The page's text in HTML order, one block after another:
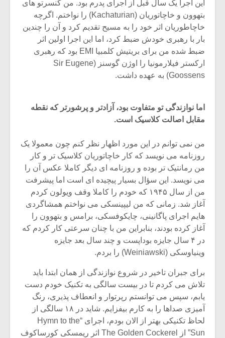
این اجرا یک سال قبل از اجرای پدرم بود. من کنسرتو های
بتهوون و خاچاتوریان (Kachaturian) را نواختم. اگرچه
خاچاطوریان اثر خود را به مسیح تقدیم کرد و آن را چندین
بار با رهبری خودش ضبط کرد، اما این اجرا اولین اثر
ضبط شده من برای بریتیش کلمبیا EMI بود که رهبری
ارکستر فیلارمونیا را اوژن گوسنز (Sir Eugene
Goossens) به عهده داشت.
اما نوازندگی تو متفاوت بود، آزادتر و پرشورتر که نقطه
مقابل اصالت کلاسیک است.
من نمی توانم در این مورد اظهار نظر کنم چون معمولا یک
روزنامه می نویسد که کار خاچاتوریان کلاسیک تر و کار
من رمانتیک تر بوده و روزنامه ای دیگر کاملا عکس آن را
می نویسد. این سؤال بسیار پیچیده ای است اما پیشرفت
من از سال ۱۹۴۵ که خودم را کاملا وقف ویولون کردم
آغاز شد. زمانی که من لیپینسکی می نواختم همشاگردی
هایم اجرای پاگانینی، چایکوفسکی، برامس و بتهوون را
آغاز کرده بودند، بنابراین من با چنان سرعتی کار کردم که
در ۴ سال جایزه بوداپست و چند سال بعد جایزه
وینیاوسکی (Weiniawski) را بردم.
برای جبران تاخیر در شروع نوازندگی از همان ابتدا باید
تلاش می کردم تا در بیست سالگی به تکنیک خودم دست
یابم، سپس می توانستم رپرتوار و انعطاف پذیری، رنگ
آمیزی صداها را به کارم بیفزایم. شاید در ۱۸ سالگی از
لحاظ تکنیکی بهتر از الان بودم، اجرای “Hymn to the
Sun” از The Golden Cockerel اثر ریمسکی کورساکوف
میکلوش روژا
یادداشتی بر موسیقی
متن فیلم «متری
شیش و نیم»
اگر نمی توانی
مشهورترین باشی،
موریس ژار
دوره
موسیقی
برگزار